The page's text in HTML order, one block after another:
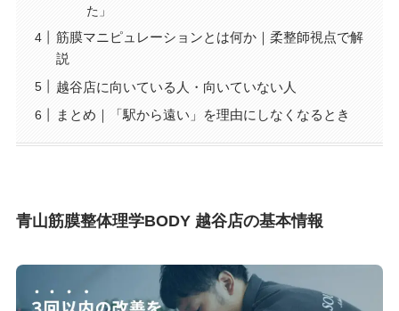
た」
筋膜マニピュレーションとは何か｜柔整師視点で解
説
越谷店に向いている人・向いていない人
まとめ｜「駅から遠い」を理由にしなくなるとき
青山筋膜整体理学BODY 越谷店の基本情報